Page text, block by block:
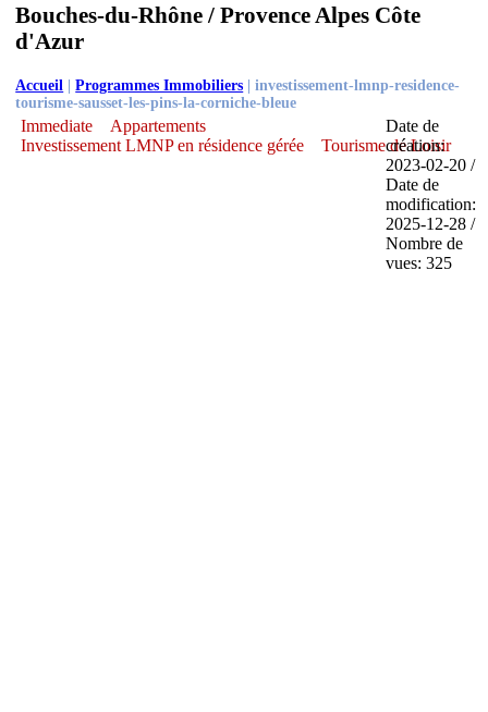
Bouches-du-Rhône / Provence Alpes Côte
d'Azur
Accueil |Programmes Immobiliers |investissement-lmnp-residence-
tourisme-sausset-les-pins-la-corniche-bleue
Immediate
Appartements
Investissement LMNP en résidence gérée
Tourisme de Loisir
Date de
création:
2023-02-20 /
Date de
modification:
2025-12-28 /
Nombre de
vues: 325